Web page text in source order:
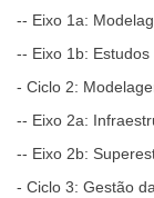
-- Eixo 1a:
-- Eixo 1b:
- Ciclo 2:
-- Eixo 2a:
-- Eixo 2b:
- Ciclo 3: Gestão